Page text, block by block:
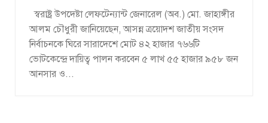
স্বরাষ্ট্র উপদেষ্টা লেফটেন্যান্ট জেনারেল (অব.) মো. জাহাঙ্গীর
আলম চৌধুরী জানিয়েছেন, আসন্ন ত্রয়োদশ জাতীয় সংসদ
নির্বাচনকে ঘিরে সারাদেশে মোট ৪২ হাজার ৭৬৬টি
ভোটকেন্দ্রে দায়িত্ব পালন করবেন ৫ লাখ ৫৫ হাজার ৯৫৮ জন
আনসার ও...